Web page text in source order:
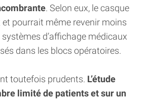
. Selon eux, le casque
pourrait même revenir moins
d’affichage médicaux
dans les blocs opératoires.
toutefois prudents. L’étude
limité de patients et sur un